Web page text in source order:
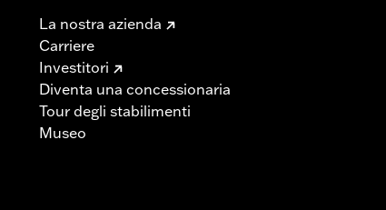
La nostra azienda
Carriere
Investitori
Diventa una concessionaria
Tour degli stabilimenti
Museo